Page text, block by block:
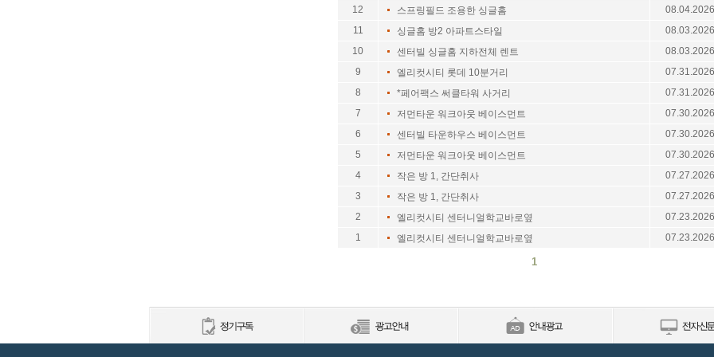
12
스프링필드 조용한 싱글홈
08.04.2026
11
싱글홈 방2 아파트스타일
08.03.2026
10
센터빌 싱글홈 지하전체 렌트
08.03.2026
9
엘리컷시티 롯데 10분거리
07.31.2026
8
*페어팩스 써클타워 사거리
07.31.2026
7
저먼타운 워크아웃 베이스먼트
07.30.2026
6
센터빌 타운하우스 베이스먼트
07.30.2026
5
저먼타운 워크아웃 베이스먼트
07.30.2026
4
작은 방 1, 간단취사
07.27.2026
3
작은 방 1, 간단취사
07.27.2026
2
엘리컷시티 센터니얼학교바로옆
07.23.2026
1
엘리컷시티 센터니얼학교바로옆 07.23.2026
1